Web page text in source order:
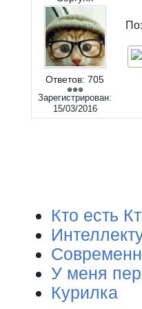
Ответов: 705
Зарегистрирован:
15/03/2016
Кто есть
У меня
Курилка